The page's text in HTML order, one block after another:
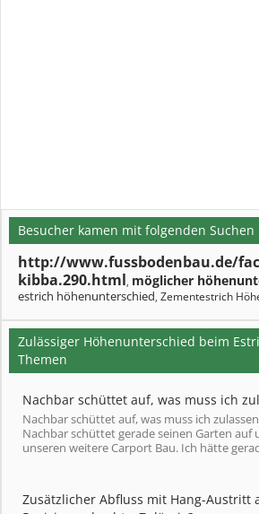
Besucher kamen mit folgenden Suchen
http://www.fussbodenbau.de/
kibba.290.html, möglicher
estrich höhenunterschied, Zementestrich
Zulässiger Höhenunterschied beim
Themen
Nachbar schüttet auf, was muss ich
Nachbar schüttet auf, was muss ich
Nachbar schüttet gerade seinen Garten auf
unseren weitere Carport Bau. Ich hätte
Zusätzlicher Abfluss mit Hang-Austritt